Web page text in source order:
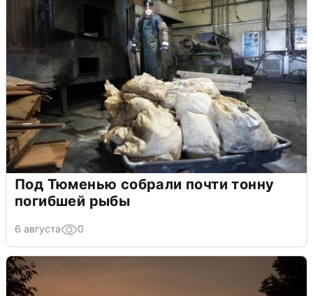
Под Тюменью собрали почти тонну
погибшей рыбы
6 августа 0